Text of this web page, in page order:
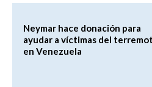
Neymar hace donación para
ayudar a víctimas del
en Venezuela